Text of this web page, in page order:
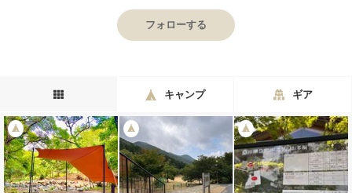
フォローする
キャンプ ギア